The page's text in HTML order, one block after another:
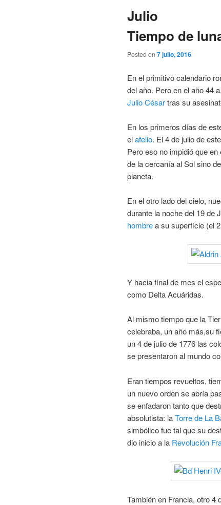
Julio
Tiempo de
Posted on 7 julio, 2016
En el primitivo calendario
del año. Pero en el año 44
Julio Césartras su
En los primeros días de
elafelio. El 4 de julio de
Pero eso no impidió que
de la cercanía al Sol sino
planeta.
En el otro lado del cielo,
durante la noche del 19 de
hombrea su superficie (el
Y hacia final de mes el
como Delta Acuáridas.
Al mismo tiempo que la
celebraba, un año más,su
un 4 de julio de 1776 las
se presentaron al mundo
Eran tiempos revueltos,
un nuevo orden se abría
se enfadaron tanto que
absolutista: laTorre de La
simbólico fue tal que su
dio inicio a la Revolución
También en Francia, otro 4